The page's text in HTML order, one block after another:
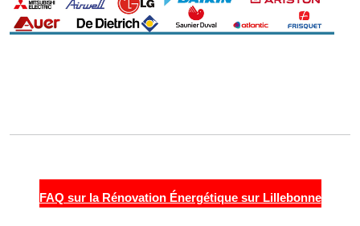
FAQ sur la Rénovation Énergétique sur Lillebonne